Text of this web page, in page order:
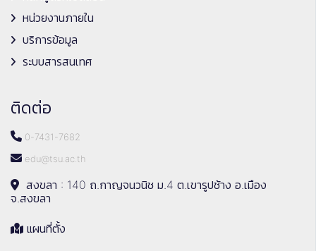
หน่วยงานภายใน
บริการข้อมูล
ระบบสารสนเทศ
ติดต่อ
0-7431-7682
edu@tsu.ac.th
สงขลา : 140 ถ.กาญจนวนิช ม.4 ต.เขารูปช้าง อ.เมือง
จ.สงขลา
แผนที่ตั้ง